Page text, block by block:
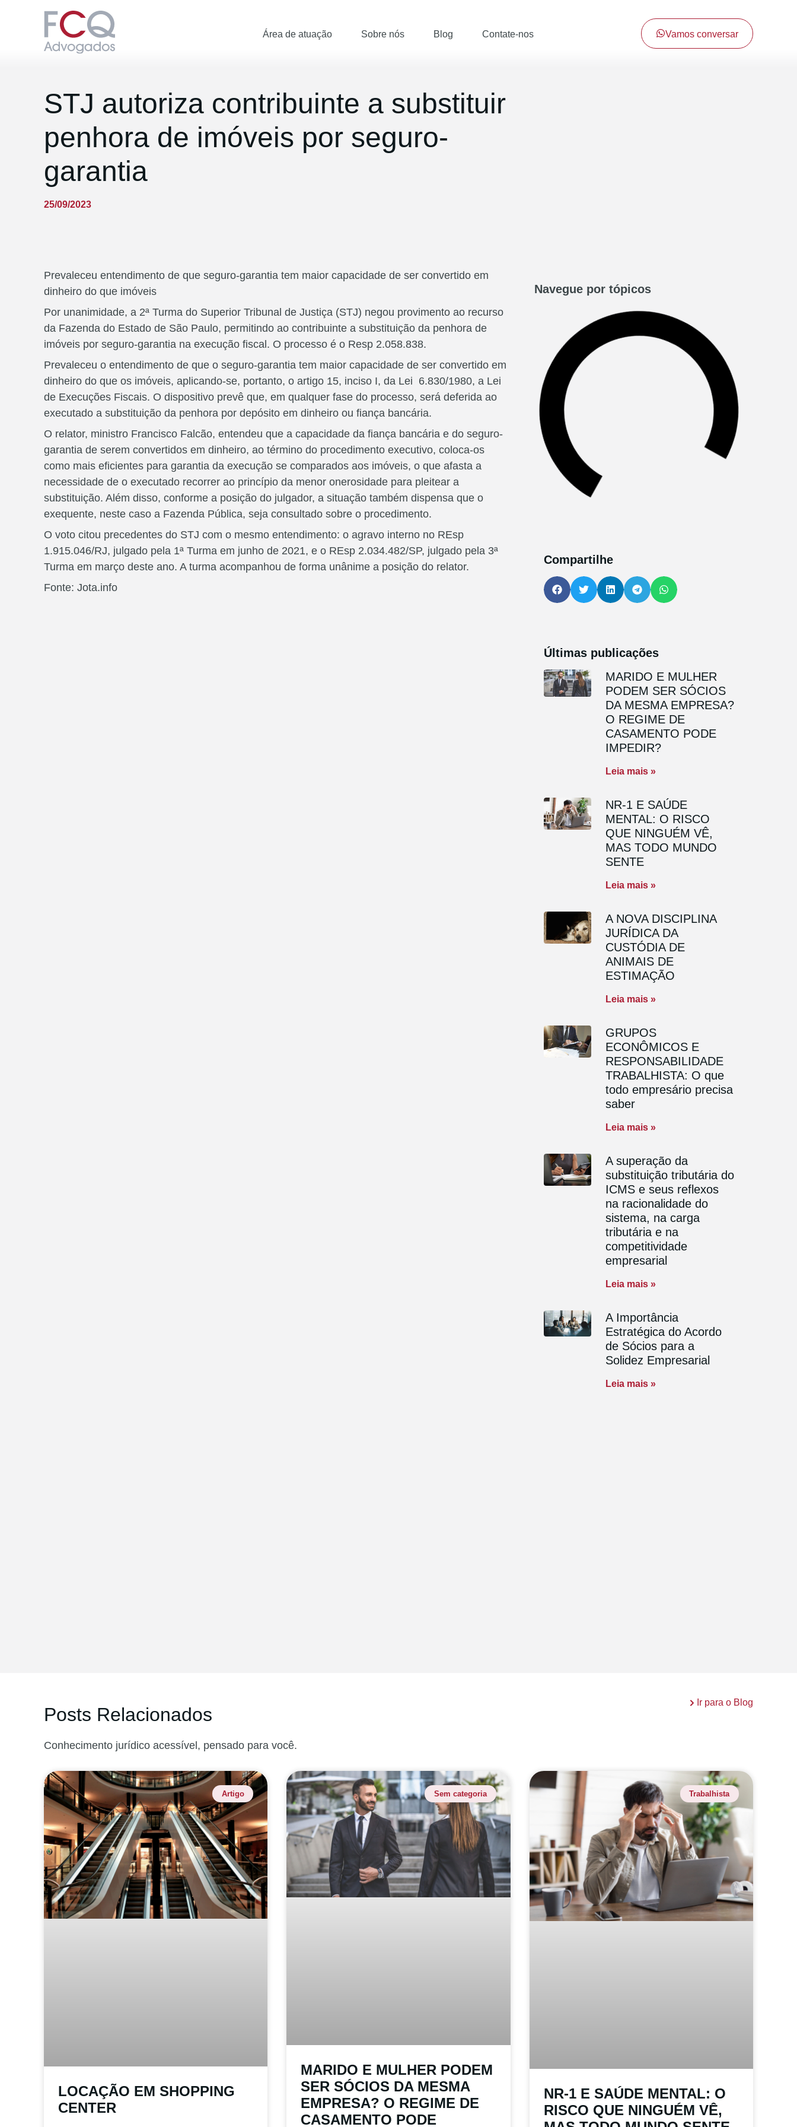
Área de atuação Sobre nós Blog Contate-nos Vamos conversar
STJ autoriza contribuinte a substituir
penhora de imóveis por seguro-
garantia
25/09/2023
Prevaleceu entendimento de que seguro-garantia tem maior capacidade de ser convertido em
dinheiro do que imóveis
Por unanimidade, a 2ª Turma do Superior Tribunal de Justiça (STJ) negou provimento ao recurso
da Fazenda do Estado de São Paulo, permitindo ao contribuinte a substituição da penhora de
imóveis por seguro-garantia na execução fiscal. O processo é o Resp 2.058.838.
Prevaleceu o entendimento de que o seguro-garantia tem maior capacidade de ser convertido em
dinheiro do que os imóveis, aplicando-se, portanto, o artigo 15, inciso I, da Lei 6.830/1980, a Lei
de Execuções Fiscais. O dispositivo prevê que, em qualquer fase do processo, será deferida ao
executado a substituição da penhora por depósito em dinheiro ou fiança bancária.
O relator, ministro Francisco Falcão, entendeu que a capacidade da fiança bancária e do seguro-
garantia de serem convertidos em dinheiro, ao término do procedimento executivo, coloca-os
como mais eficientes para garantia da execução se comparados aos imóveis, o que afasta a
necessidade de o executado recorrer ao princípio da menor onerosidade para pleitear a
substituição. Além disso, conforme a posição do julgador, a situação também dispensa que o
exequente, neste caso a Fazenda Pública, seja consultado sobre o procedimento.
O voto citou precedentes do STJ com o mesmo entendimento: o agravo interno no REsp
1.915.046/RJ, julgado pela 1ª Turma em junho de 2021, e o REsp 2.034.482/SP, julgado pela 3ª
Turma em março deste ano. A turma acompanhou de forma unânime a posição do relator.
Fonte: Jota.info
Navegue por tópicos​
Compartilhe
Últimas publicações
MARIDO E MULHER
PODEM SER SÓCIOS
DA MESMA EMPRESA?
O REGIME DE
CASAMENTO PODE
IMPEDIR?
Leia mais »
NR-1 E SAÚDE
MENTAL: O RISCO
QUE NINGUÉM VÊ,
MAS TODO MUNDO
SENTE
Leia mais »
A NOVA DISCIPLINA
JURÍDICA DA
CUSTÓDIA DE
ANIMAIS DE
ESTIMAÇÃO
Leia mais »
GRUPOS
ECONÔMICOS E
RESPONSABILIDADE
TRABALHISTA: O que
todo empresário precisa
saber
Leia mais »
A superação da
substituição tributária do
ICMS e seus reflexos
na racionalidade do
sistema, na carga
tributária e na
competitividade
empresarial
Leia mais »
A Importância
Estratégica do Acordo
de Sócios para a
Solidez Empresarial
Leia mais »
Posts Relacionados
Conhecimento jurídico acessível, pensado para você.
Ir para o Blog
Artigo
LOCAÇÃO EM SHOPPING
CENTER
Sem categoria
MARIDO E MULHER PODEM
SER SÓCIOS DA MESMA
EMPRESA? O REGIME DE
CASAMENTO PODE
Trabalhista
NR-1 E SAÚDE MENTAL: O
RISCO QUE NINGUÉM VÊ,